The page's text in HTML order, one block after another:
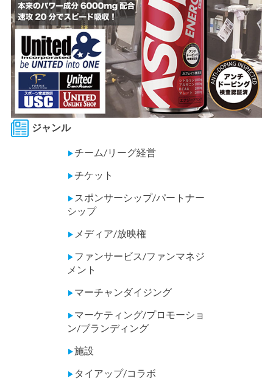
ジャンル
▶チーム/リーグ経営
▶チケット
▶ スポンサーシップ/パートナー
シップ
▶ メディア/放映権
▶ ファンサービス/ファンマネジ
メント
▶ マーチャンダイジング
▶ マーケティング/プロモーショ
ン/ブランディング
▶施設
▶ タイアップ/コラボ